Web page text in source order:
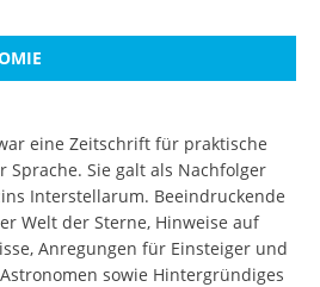
eine Zeitschrift für praktische
Sprache. Sie galt als Nachfolger
Interstellarum. Beeindruckende
Welt der Sterne, Hinweise auf
Anregungen für Einsteiger und
sowie Hintergründiges